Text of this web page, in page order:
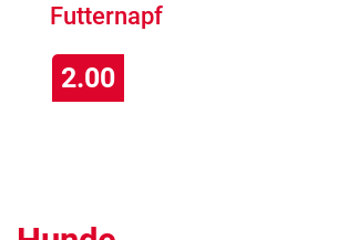
Futternapf
2.00